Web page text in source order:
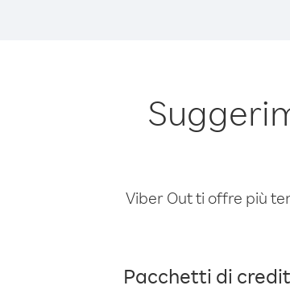
Viber Out ti offre più
Pacchetti di